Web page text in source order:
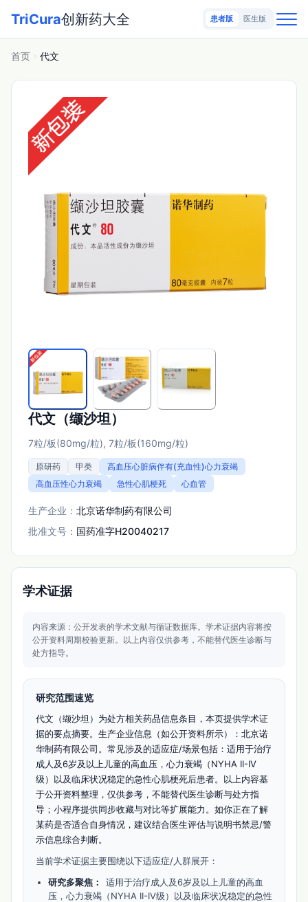
TriCura创新药大全 患者版 医生版
首页 代文
代文（缬沙坦）
7粒/板(80mg/粒), 7粒/板(160mg/粒)
原研药 甲类
高血压心脏病伴有(充血性)心力衰竭
高血压性心力衰竭
急性心肌梗死 心血管
生产企业： 北京诺华制药有限公司
批准文号： 国药准字H20040217
学术证据
内容来源：公开发表的学术文献与循证数据库。 学术证据内容将按
公开资料周期校验更新。 以上内容仅供参考，不能替代医生诊断与
处方指导。
研究范围速览
代文（缬沙坦）为处方相关药品信息条目，本页提供学术证
据的要点摘要。生产企业信息（如公开资料所示）：北京诺
华制药有限公司。常见涉及的适应症/场景包括：适用于治疗
成人及6岁及以上儿童的高血压，心力衰竭（NYHA II-IV
级）以及临床状况稳定的急性心肌梗死后患者。以上内容基
于公开资料整理，仅供参考，不能替代医生诊断与处方指
导；小程序提供同步收藏与对比等扩展能力。如你正在了解
某药是否适合自身情况，建议结合医生评估与说明书禁忌/警
示信息综合判断。
当前学术证据主要围绕以下适应症/人群展开：
研究多聚焦：
适用于治疗成人及6岁及以上儿童的高血
压，心力衰竭（NYHA II-IV级）以及临床状况稳定的急性